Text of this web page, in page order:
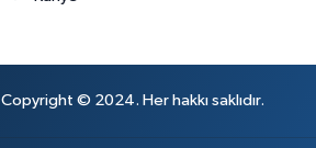
Copyright © 2024. Her hakkı saklıdır.